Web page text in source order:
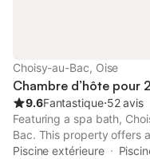
Choisy-au-Bac, Oise
Chambre d’hôte pour
9.6Fantastique⋅52 avis
Featuring a spa bath,
Bac. This property offers
parking and free WiFi.
Piscine extérieure